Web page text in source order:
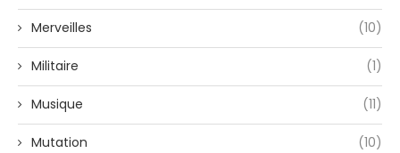
Merveilles (10)
Militaire (1)
Musique (11)
Mutation (10)